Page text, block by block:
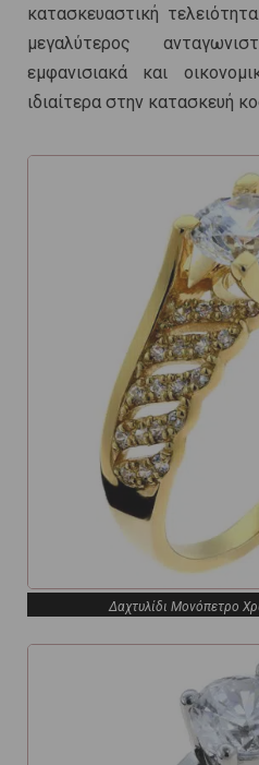
κατασκευαστική
μεγαλύτερος
εμφανισιακά και
ιδιαίτερα στην κατασκευή
Δαχτυλίδι Μονόπετρο